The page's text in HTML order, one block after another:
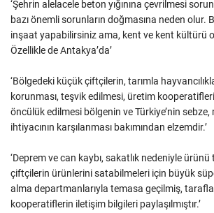
‘Şehrin alelacele beton yığınına çevrilmesi
bazı önemli sorunların doğmasına neden olur.
inşaat yapabilirsiniz ama, kent ve kent kültürü
Özellikle de Antakya’da’
‘Bölgedeki küçük çiftçilerin, tarımla
korunması, teşvik edilmesi, üretim
öncülük edilmesi bölgenin ve Türkiye’nin sebze,
ihtiyacının karşılanması bakımından elzemdir.’
‘Deprem ve can kaybı, sakatlık nedeniyle
çiftçilerin ürünlerini satabilmeleri için büyük
alma departmanlarıyla temasa geçilmiş,
kooperatiflerin iletişim bilgileri paylaşılmıştır.’